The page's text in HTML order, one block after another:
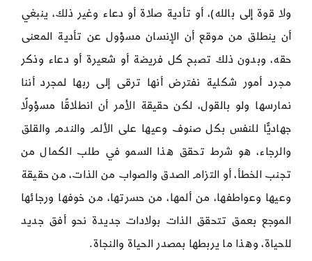
ولا قوة إلى بالله)، أو تأدية صلاة أو دعاء وغير ذلك، ينبغي
أن ينطلق من موقع أن الإنسان مسؤول عن تأدية المعنى
حقه، وبدون ذلك تصبح كل فريضة أو شعيرة أو دعاء وذكر
مجرد أمور شكلية نفترض أنها ترقى إلى ربها لمجرد أننا
نمارسها ولو بالقول، لكن حقيقة الأمر أن انطلاقًا مسؤولًا
جهاديًّا للنفس بكل صنوف وعيها على الألم والندم والقلق
والرجاء، هو شرط تحقق هذا السمو في طلب الكمال من
تجنب الخطأ، أو التزام الصدق والصواب من الذات، من حقيقة
وعيها وعواطفها، من ألمها، من حسرتها، من خوفها ورجائها
الموجع بعمق تتحقق الذات بولادات جديدة نحو أفق جديد
للحياة، وهذا ما يربطها بمصدر الحياة والنجاة.